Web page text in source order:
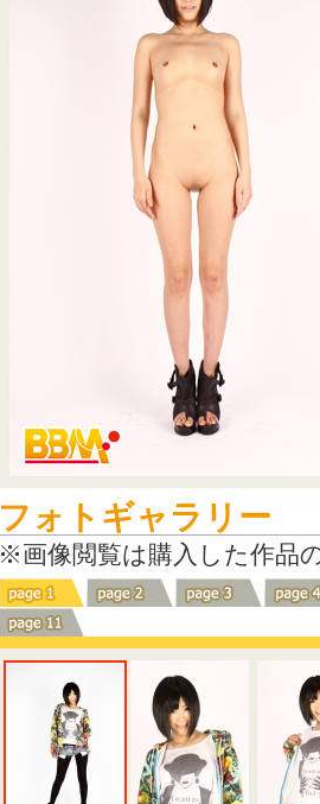
フォトギャラリー
※画像閲覧は購入した作品